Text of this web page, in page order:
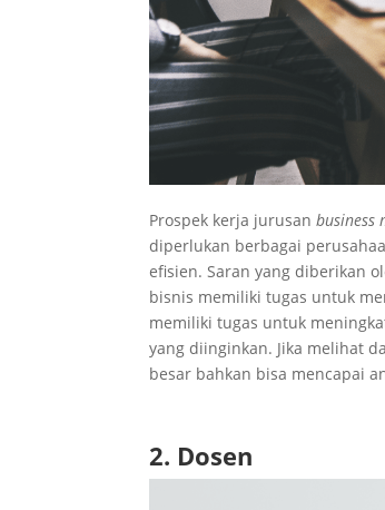
Prospek kerja jurusanbusiness
diperlukan berbagai
efisien. Saran yang diberikan
bisnis memiliki tugas untuk
memiliki tugas untuk
yang diinginkan. Jika melihat
besar bahkan bisa mencapai
2. Dosen